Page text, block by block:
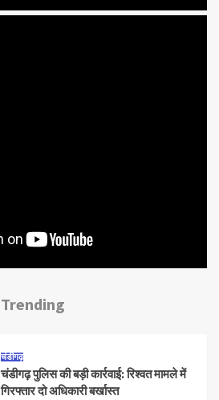
Trending
चंडीगढ़
चंडीगढ़ पुलिस की बड़ी कार्रवाई: रिश्वत मामले में
गिरफ्तार दो अधिकारी बर्खास्त